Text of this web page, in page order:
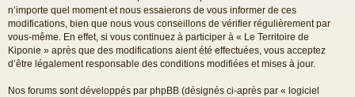
n’importe quel moment et nous essaierons de vous informer de ces
modifications, bien que nous vous conseillons de vérifier régulièrement par
vous-même. En effet, si vous continuez à participer à « Le Territoire de
Kiponie » après que des modifications aient été effectuées, vous acceptez
d’être légalement responsable des conditions modifiées et mises à jour.
Nos forums sont développés par phpBB (désignés ci-après par « logiciel